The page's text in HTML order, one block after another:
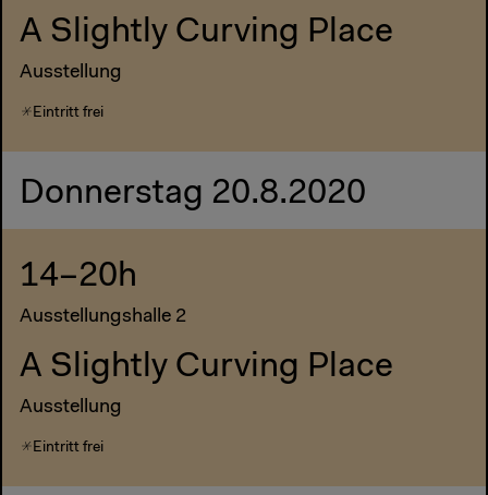
A Slightly Curving Place
Ausstellung
Eintritt frei
Donnerstag 20.8.2020
14–20h
Ausstellungshalle 2
A Slightly Curving Place
Ausstellung
Eintritt frei